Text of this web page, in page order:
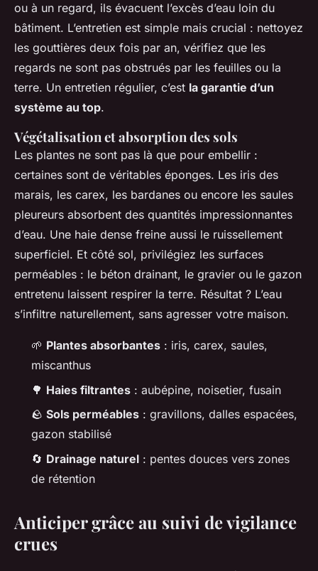
ou à un regard, ils évacuent l’excès d’eau loin du
bâtiment. L’entretien est simple mais crucial : nettoyez
les gouttières deux fois par an, vérifiez que les
regards ne sont pas obstrués par les feuilles ou la
terre. Un entretien régulier, c’est la garantie d’un
système au top.
Végétalisation et absorption des sols
Les plantes ne sont pas là que pour embellir :
certaines sont de véritables éponges. Les iris des
marais, les carex, les bardanes ou encore les saules
pleureurs absorbent des quantités impressionnantes
d’eau. Une haie dense freine aussi le ruissellement
superficiel. Et côté sol, privilégiez les surfaces
perméables : le béton drainant, le gravier ou le gazon
entretenu laissent respirer la terre. Résultat ? L’eau
s’infiltre naturellement, sans agresser votre maison.
🌱 Plantes absorbantes : iris, carex, saules,
miscanthus
🌳 Haies filtrantes : aubépine, noisetier, fusain
🪨 Sols perméables : gravillons, dalles espacées,
gazon stabilisé
🔄 Drainage naturel : pentes douces vers zones
de rétention
Anticiper grâce au suivi de vigilance
crues